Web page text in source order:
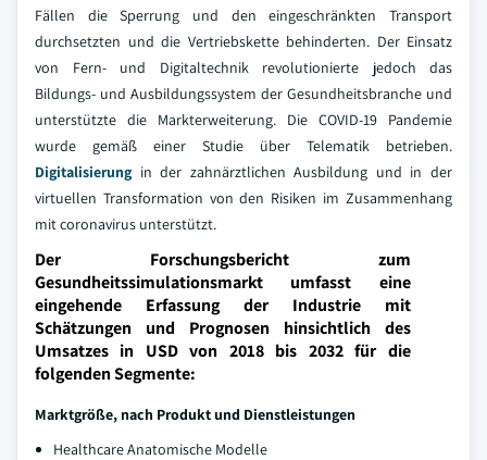
Fällen die Sperrung und den eingeschränkten Transport
durchsetzten und die Vertriebskette behinderten. Der Einsatz
von Fern- und Digitaltechnik revolutionierte jedoch das
Bildungs- und Ausbildungssystem der Gesundheitsbranche und
unterstützte die Markterweiterung. Die COVID-19 Pandemie
wurde gemäß einer Studie über Telematik betrieben.
Digitalisierung in der zahnärztlichen Ausbildung und in der
virtuellen Transformation von den Risiken im Zusammenhang
mit coronavirus unterstützt.
Der Forschungsbericht zum
Gesundheitssimulationsmarkt umfasst eine
eingehende Erfassung der Industrie mit
Schätzungen und Prognosen hinsichtlich des
Umsatzes in USD von 2018 bis 2032 für die
folgenden Segmente:
Marktgröße, nach Produkt und Dienstleistungen
Healthcare Anatomische Modelle